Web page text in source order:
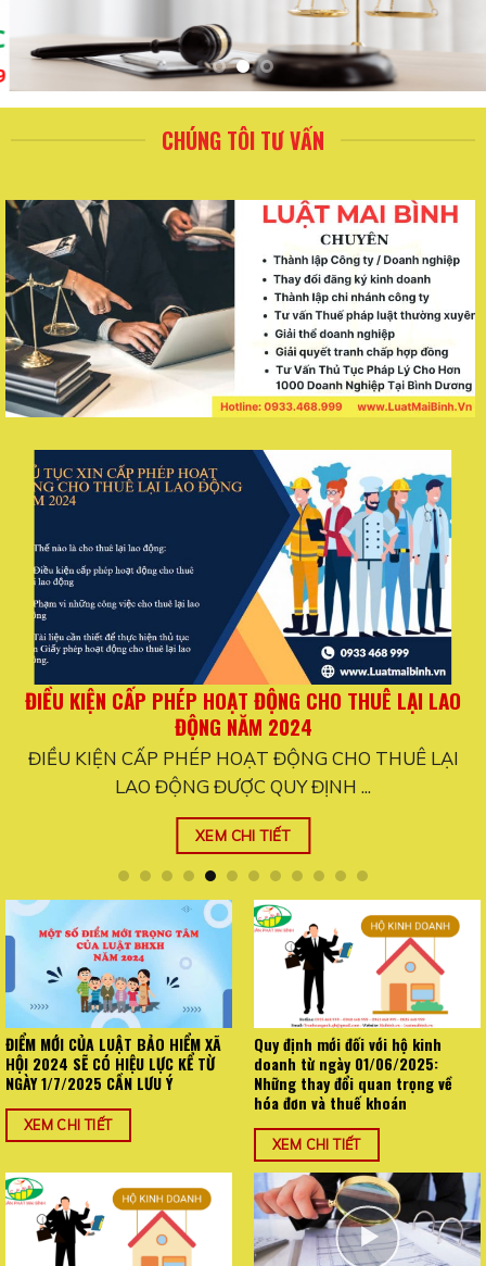
CHÚNG TÔI TƯ VẤN
THỦ TỤC XIN CẤP GIẤY CHỨNG NHẬN ĐĂNG KÝ ĐẦU TƯ
NĂM 2024
THỦ TỤC XIN CẤP GIẤY CHỨNG NHẬN ĐĂNG KÝ ĐẦU
TƯ NĂM 2024 Hồ ...
XEM CHI TIẾT
ĐIỂM MỚI CỦA LUẬT BẢO HIỂM XÃ
HỘI 2024 SẼ CÓ HIỆU LỰC KỂ TỪ
NGÀY 1/7/2025 CẦN LƯU Ý
XEM CHI TIẾT
Quy định mới đối với hộ kinh
doanh từ ngày 01/06/2025:
Những thay đổi quan trọng về
hóa đơn và thuế khoán
XEM CHI TIẾT